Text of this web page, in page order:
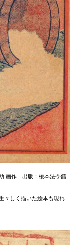
画作 出版：榎本法令舘
々しく描いた絵本も現れ